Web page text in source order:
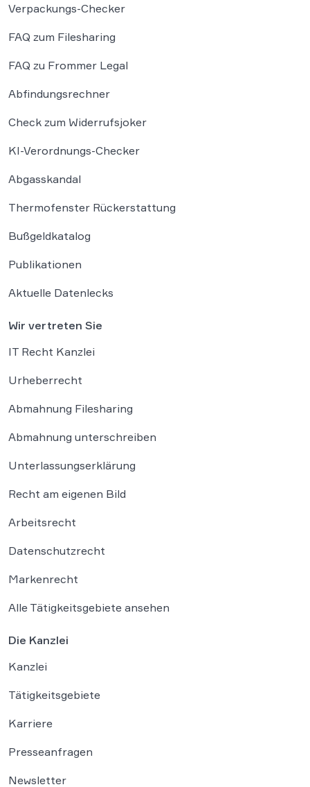
Verpackungs-Checker
FAQ zum Filesharing
FAQ zu Frommer Legal
Abfindungsrechner
Check zum Widerrufsjoker
KI-Verordnungs-Checker
Abgasskandal
Thermofenster Rückerstattung
Bußgeldkatalog
Publikationen
Aktuelle Datenlecks
Wir vertreten Sie
IT Recht Kanzlei
Urheberrecht
Abmahnung Filesharing
Abmahnung unterschreiben
Unterlassungserklärung
Recht am eigenen Bild
Arbeitsrecht
Datenschutzrecht
Markenrecht
Alle Tätigkeitsgebiete ansehen
Die Kanzlei
Kanzlei
Tätigkeitsgebiete
Karriere
Presseanfragen
Newsletter